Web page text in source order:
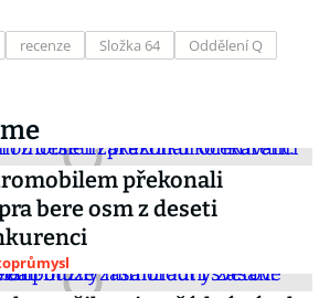
recenze Složka 64 Oddělení Q
překonali
bere osm z deseti